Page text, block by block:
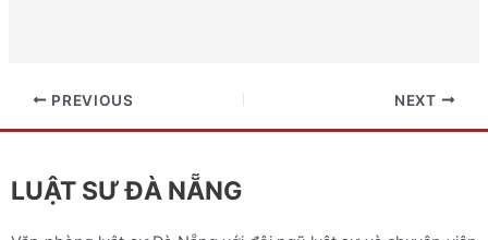
PREVIOUS NEXT
LUẬT SƯ ĐÀ NẴNG